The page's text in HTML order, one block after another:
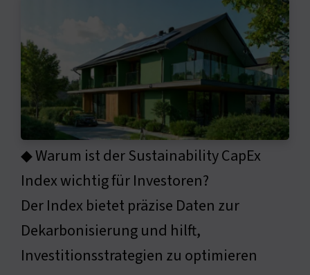
◆ Warum ist der Sustainability CapEx
Index wichtig für Investoren?
Der Index bietet präzise Daten zur
Dekarbonisierung und hilft,
Investitionsstrategien zu optimieren